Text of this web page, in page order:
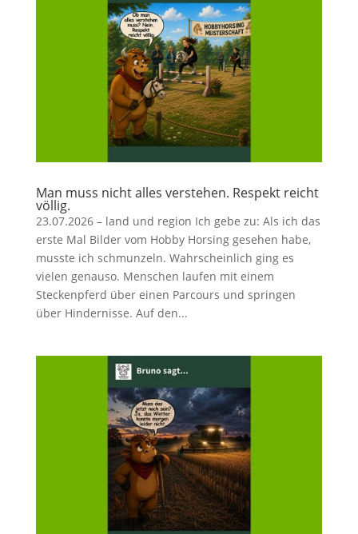
Man muss nicht alles verstehen. Respekt reicht
völlig.
23.07.2026 – land und region Ich gebe zu: Als ich das
erste Mal Bilder vom Hobby Horsing gesehen habe,
musste ich schmunzeln. Wahrscheinlich ging es
vielen genauso. Menschen laufen mit einem
Steckenpferd über einen Parcours und springen
über Hindernisse. Auf den...